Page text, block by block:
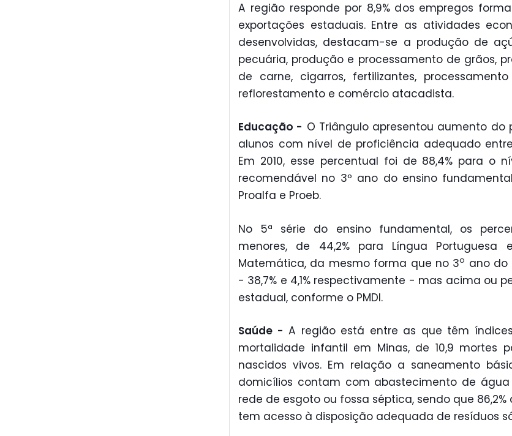
A região responde por 8,9% dos empregos
exportações estaduais. Entre as atividades
desenvolvidas, destacam-se a produção de
pecuária, produção e processamento de grãos,
de carne, cigarros, fertilizantes,
reflorestamento e comércio atacadista.
Educação - O Triângulo apresentou aumento do
alunos com nível de proficiência adequado
Em 2010, esse percentual foi de 88,4% para o
recomendável no 3º ano do ensino
Proalfa e Proeb.
No 5ª série do ensino fundamental, os
menores, de 44,2% para Língua Portuguesa
Matemática, da mesmo forma que no 3o ano do
- 38,7% e 4,1% respectivamente - mas acima ou
estadual, conforme o PMDI.
Saúde - A região está entre as que têm
mortalidade infantil em Minas, de 10,9 mortes
nascidos vivos. Em relação a saneamento
domicílios contam com abastecimento de água
rede de esgoto ou fossa séptica, sendo que
tem acesso à disposição adequada de resíduos